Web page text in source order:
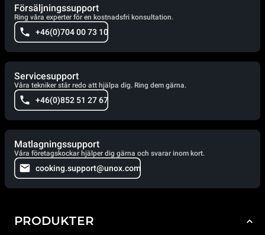
Försäljningssupport
Ring våra experter för en kostnadsfri konsultation.
+46(0)704 00 73 10
Servicesupport
Våra tekniker står redo att hjälpa dig. Ring dem gärna.
+46(0)852 51 27 67
Matlagningssupport
Våra företagskockar hjälper dig gärna och svarar inom kort.
cooking.support@unox.com
PRODUKTER